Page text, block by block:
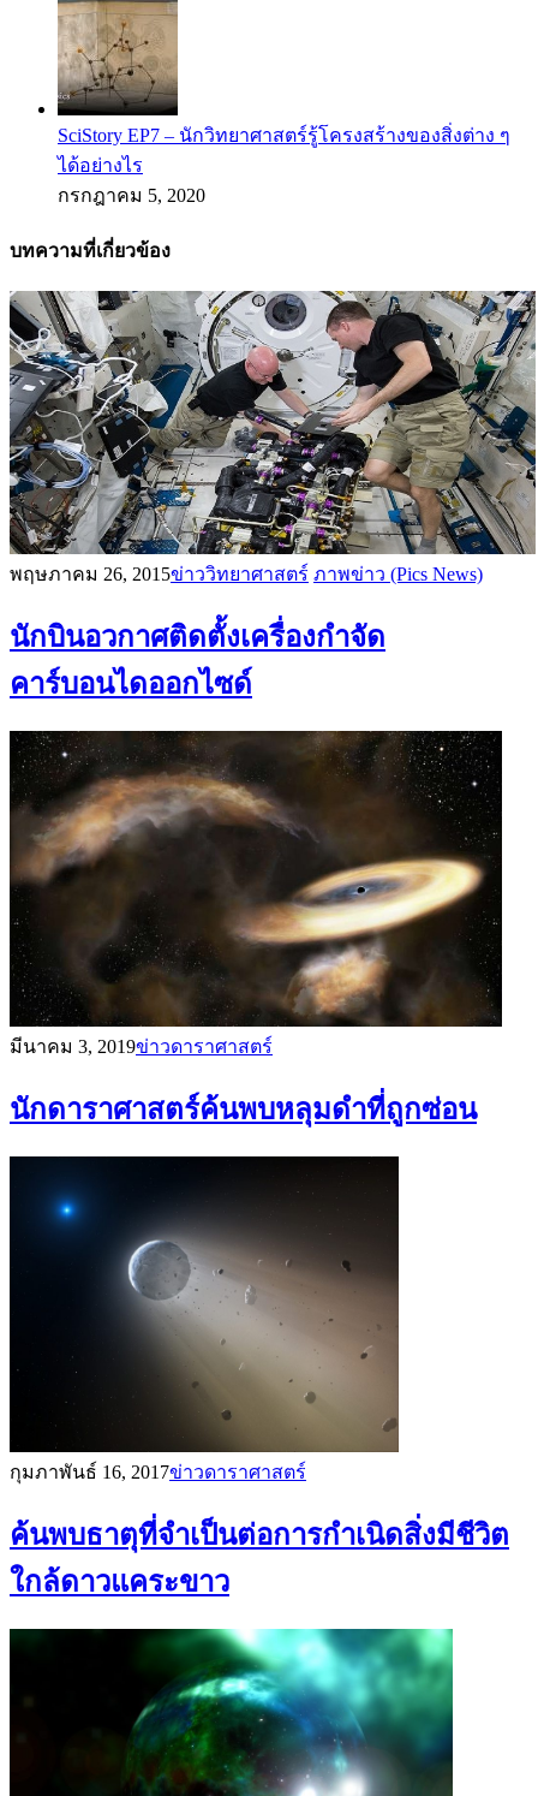
SciStory EP7 – นักวิทยาศาสตร์รู้โครงสร้างของสิ่งต่าง ๆ
ได้อย่างไร
กรกฎาคม 5, 2020
บทความที่เกี่ยวข้อง
พฤษภาคม 26, 2015ข่าววิทยาศาสตร์ ภาพข่าว (Pics News)
นักบินอวกาศติดตั้งเครื่องกำจัด
คาร์บอนไดออกไซด์
มีนาคม 3, 2019ข่าวดาราศาสตร์
นักดาราศาสตร์ค้นพบหลุมดำที่ถูกซ่อน
กุมภาพันธ์ 16, 2017ข่าวดาราศาสตร์
ค้นพบธาตุที่จำเป็นต่อการกำเนิดสิ่งมีชีวิต
ใกล้ดาวแคระขาว